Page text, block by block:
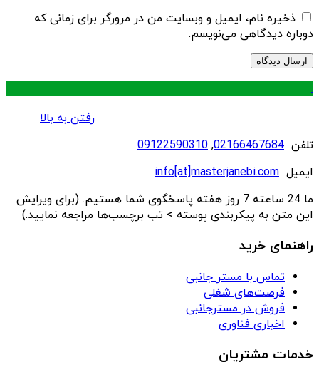
ذخیره نام، ایمیل و وبسایت من در مرورگر برای زمانی که
دوباره دیدگاهی می‌نویسم.
.
رفتن به بالا
تلفن 02166467684
,
09122590310
ایمیل info[at]masterjanebi.com
ما 24 ساعته 7 روز هفته پاسخگوی شما هستیم. (برای ویرایش
این متن به پیکربندی پوسته > تب برچسب‌ها مراجعه نمایید.)
راهنمای خرید
تماس با مستر جانبی
فرصت‌های شغلی
فروش در مسترجانبی
اخباری فناوری
خدمات مشتریان